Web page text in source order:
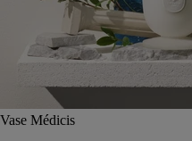
Vase Médicis